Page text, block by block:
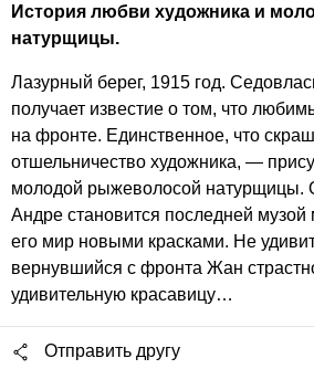
История любви художника и
натурщицы.
Лазурный берег, 1915 год.
получает известие о том, что
на фронте. Единственное, что
отшельничество художника, —
молодой рыжеволосой натурщицы.
Андре становится последней музой
его мир новыми красками. Не
вернувшийся с фронта Жан
удивительную красавицу…
Отправить другу